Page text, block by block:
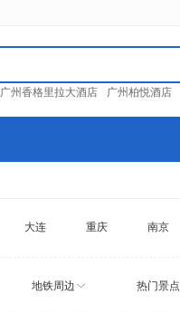
广州香格里拉大酒店 广州柏悦酒店
大连 重庆 南京
地铁周边 热门景点